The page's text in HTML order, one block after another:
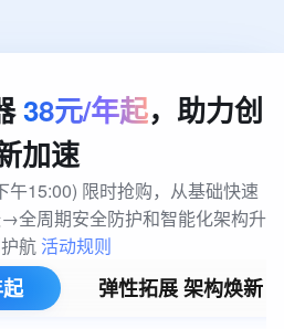
38元/年起，助力创
加速
午15:00) 限时抢购，从基础快速
全周期安全防护和智能化架构升
航 活动规则
弹性拓展 架构焕新